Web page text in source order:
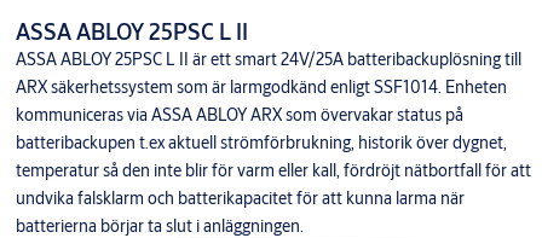
ASSA ABLOY 25PSC L II
ASSA ABLOY 25PSC L II är ett smart 24V/25A batteribackuplösning till
ARX säkerhetssystem som är larmgodkänd enligt SSF1014. Enheten
kommuniceras via ASSA ABLOY ARX som övervakar status på
batteribackupen t.ex aktuell strömförbrukning, historik över dygnet,
temperatur så den inte blir för varm eller kall, fördröjt nätbortfall för att
undvika falsklarm och batterikapacitet för att kunna larma när
batterierna börjar ta slut i anläggningen.